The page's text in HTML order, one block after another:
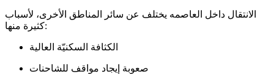
الانتقال داخل العاصمه يختلف عن سائر المناطق الأخرى، لأسباب
كثيرة منها:
الكثافة السكنيّة العالية
صعوبة إيجاد مواقف للشاحنات